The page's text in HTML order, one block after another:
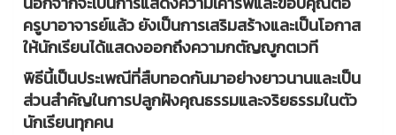
ครูบาอาจารย์แล้ว ยังเป็นการเสริมสร้างและเป็นโอกาส
ให้นักเรียนได้แสดงออกถึงความกตัญญูกตเวที
พิธีนี้เป็นประเพณีที่สืบทอดกันมาอย่างยาวนานและเป็น
ส่วนสำคัญในการปลูกฝังคุณธรรมและจริยธรรมในตัว
นักเรียนทุกคน